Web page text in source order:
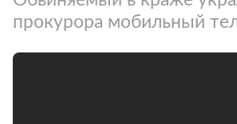
прокурора мобильный